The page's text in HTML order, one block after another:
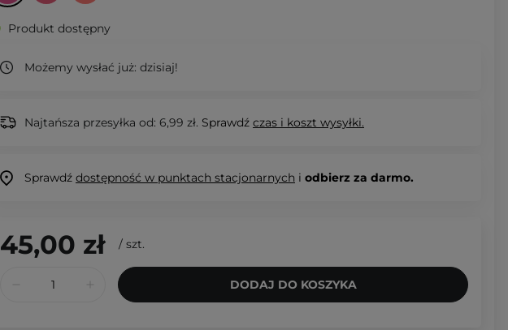
Produkt dostępny
Możemy wysłać już: dzisiaj!
Najtańsza przesyłka od: 6,99 zł. Sprawdź czas i koszt wysyłki.
Sprawdź dostępność w punktach stacjonarnych i odbierz za darmo.
45,00 zł / szt.
DODAJ DO KOSZYKA